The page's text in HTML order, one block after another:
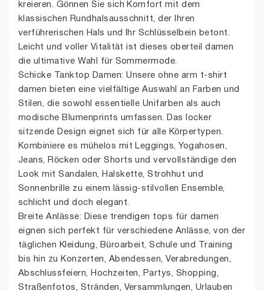
kreieren. Gönnen Sie sich Komfort mit dem
klassischen Rundhalsausschnitt, der Ihren
verführerischen Hals und Ihr Schlüsselbein betont.
Leicht und voller Vitalität ist dieses oberteil damen
die ultimative Wahl für Sommermode.
Schicke Tanktop Damen: Unsere ohne arm t-shirt
damen bieten eine vielfältige Auswahl an Farben und
Stilen, die sowohl essentielle Unifarben als auch
modische Blumenprints umfassen. Das locker
sitzende Design eignet sich für alle Körpertypen.
Kombiniere es mühelos mit Leggings, Yogahosen,
Jeans, Röcken oder Shorts und vervollständige den
Look mit Sandalen, Halskette, Strohhut und
Sonnenbrille zu einem lässig-stilvollen Ensemble,
schlicht und doch elegant.
Breite Anlässe: Diese trendigen tops für damen
eignen sich perfekt für verschiedene Anlässe, von der
täglichen Kleidung, Büroarbeit, Schule und Training
bis hin zu Konzerten, Abendessen, Verabredungen,
Abschlussfeiern, Hochzeiten, Partys, Shopping,
Straßenfotos, Stränden, Versammlungen, Urlauben